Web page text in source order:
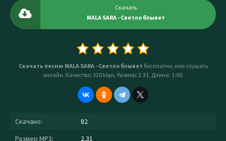
Скачать
MALA SARA - Светло блывет
Скачать песню MALA SARA - Светло блывет бесплатно, или слушать
онлайн. Качество: 320 kbps, Размер: 2.31, Длина: 1:00.
Скачано:
82
Размер MP3:
2.31